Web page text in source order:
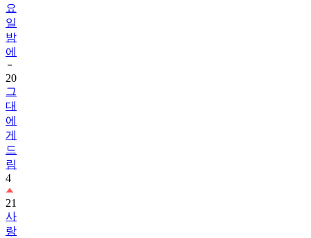
요
일
밤
에
20
그
대
에
게
드
림
4
21
사
랑